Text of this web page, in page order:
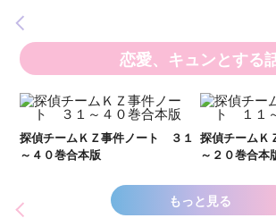
恋愛、キュンとする
探偵チームＫＺ事件ノート ３１
～４０巻合本版
探偵チーム
～２０巻合本
もっと見る